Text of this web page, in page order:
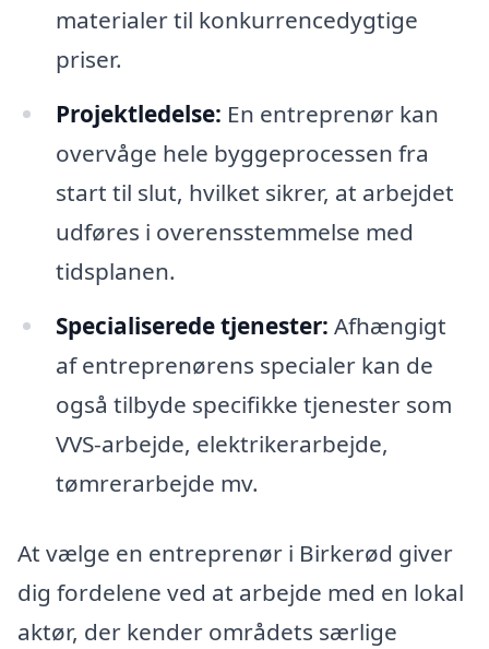
materialer til konkurrencedygtige
priser.
Projektledelse: En entreprenør kan
overvåge hele byggeprocessen fra
start til slut, hvilket sikrer, at arbejdet
udføres i overensstemmelse med
tidsplanen.
Specialiserede tjenester: Afhængigt
af entreprenørens specialer kan de
også tilbyde specifikke tjenester som
VVS-arbejde, elektrikerarbejde,
tømrerarbejde mv.
At vælge en entreprenør i Birkerød giver
dig fordelene ved at arbejde med en lokal
aktør, der kender områdets særlige